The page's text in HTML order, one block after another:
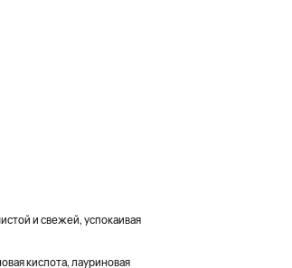
и свежей, успокаивая
кислота, лауриновая